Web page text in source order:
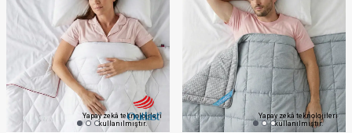
Yapay zekâ teknolojileri
kullanılmıştır.
Yapay zekâ teknolojileri
kullanılmıştır.